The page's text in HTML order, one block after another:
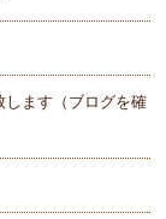
します（ブログを確